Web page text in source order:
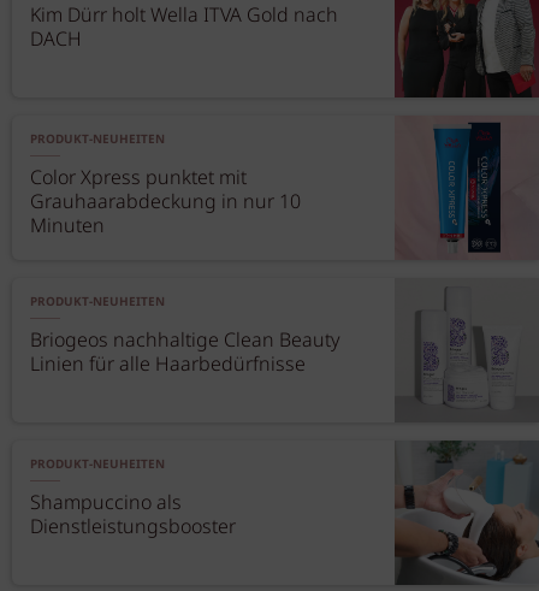
Kim Dürr holt Wella ITVA Gold nach
DACH
PRODUKT-NEUHEITEN
Color Xpress punktet mit
Grauhaarabdeckung in nur 10
Minuten
PRODUKT-NEUHEITEN
Briogeos nachhaltige Clean Beauty
Linien für alle Haarbedürfnisse
PRODUKT-NEUHEITEN
Shampuccino als
Dienstleistungsbooster